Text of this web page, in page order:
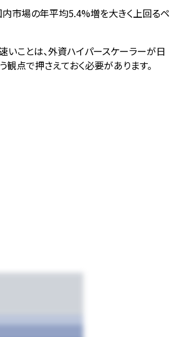
内市場の年平均5.4%増を大きく上回るペ
ことは、外資ハイパースケーラーが日
点で押さえておく必要があります。